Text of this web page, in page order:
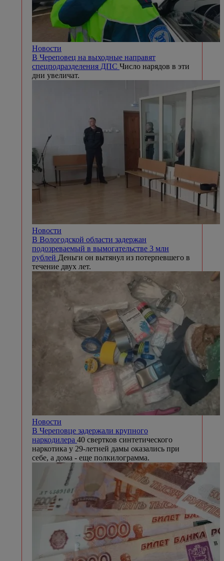
Новости
В Череповец на выходные направят
спецподразделения ДПС Число нарядов в эти
дни увеличат.
Новости
В Вологодской области задержан
подозреваемый в вымогательстве 3 млн
рублей Деньги он вытянул из потерпевшего в
течение двух лет.
Новости
В Череповце задержали крупного
наркодилера 40 свертков синтетического
наркотика у 29-летней дамы оказались при
себе, а дома - еще полкилограмма.